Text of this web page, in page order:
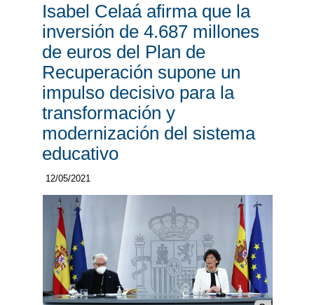
Isabel Celaá afirma que la
inversión de 4.687 millones
de euros del Plan de
Recuperación supone un
impulso decisivo para la
transformación y
modernización del sistema
educativo
12/05/2021